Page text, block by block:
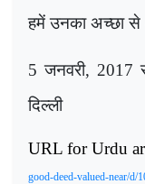
हमें उनका अच्छा से
5 जनवरी,2017
दिल्ली
URL for Urdu
good-deed-valued-near/d/